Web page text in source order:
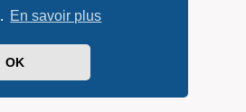
En savoir plus
OK